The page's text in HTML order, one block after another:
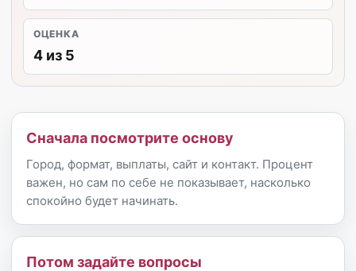
ОЦЕНКА
4 из 5
Сначала посмотрите основу
Город, формат, выплаты, сайт и контакт. Процент
важен, но сам по себе не показывает, насколько
спокойно будет начинать.
Потом задайте вопросы